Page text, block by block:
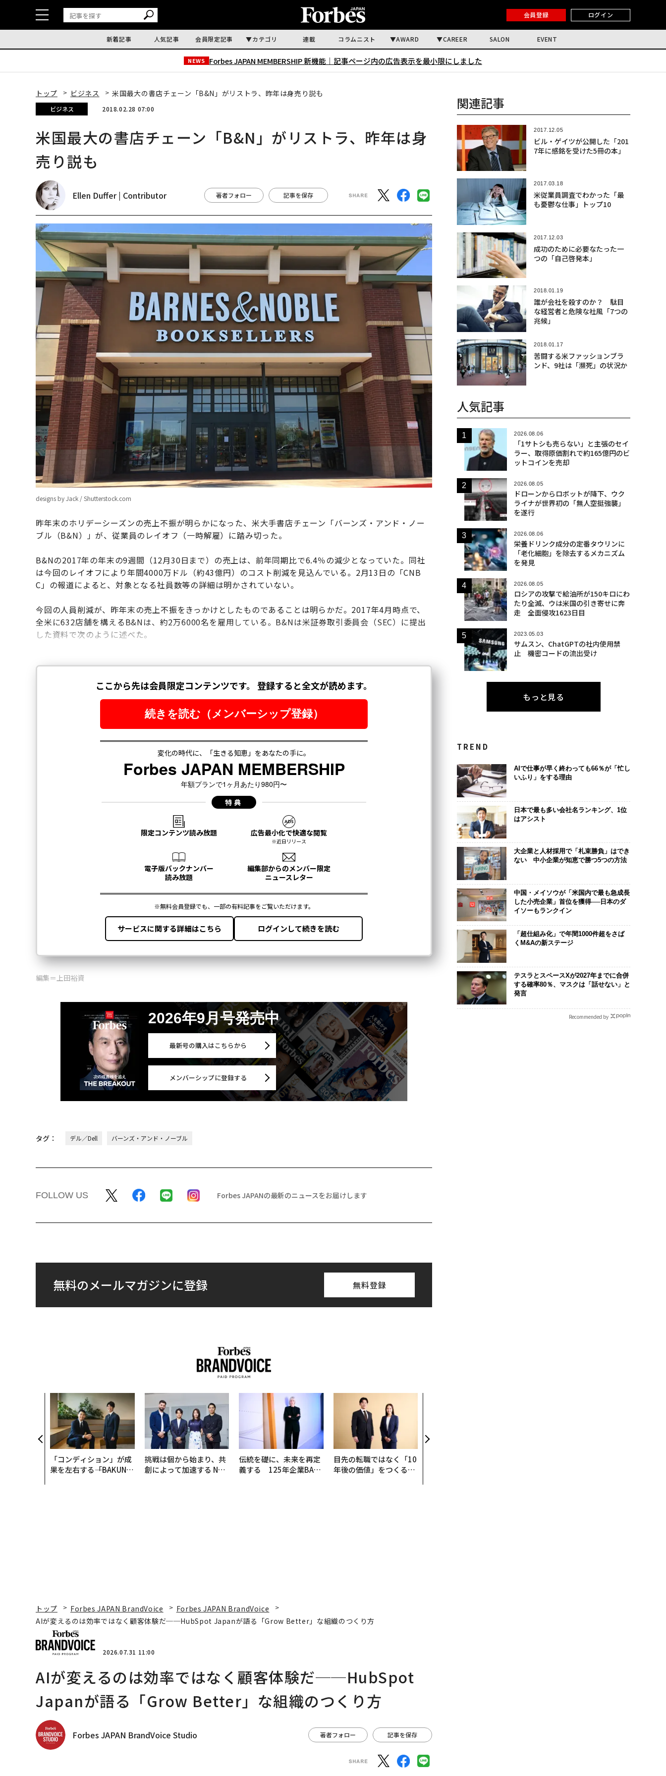
会員登録 ログイン
新着記事 人気記事 会員限定記事 カテゴリ 連載 コラムニスト AWARD CAREER SALON EVENT
NEWS Forbes JAPAN MEMBERSHIP 新機能｜ 記事ページ内の広告表示を最小限にしました
トップ ビジネス 米国最大の書店チェーン「B&N」がリストラ、昨年は身売り説も
ビジネス 2018.02.28 07:00
米国最大の書店チェーン「B&N」がリストラ、昨年は身
売り説も
Ellen Duffer | Contributor 著者フォロー 記事を保存
designs by Jack / Shutterstock.com
昨年末のホリデーシーズンの売上不振が明らかになった、米大手書店チェーン「バーンズ・アンド・ノー
ブル（B&N）」が、従業員のレイオフ（一時解雇）に踏み切った。
B&Nの2017年の年末の9週間（12月30日まで）の売上は、前年同期比で6.4％の減少となっていた。同社
は今回のレイオフにより年間4000万ドル（約43億円）のコスト削減を見込んでいる。2月13日の「CNB
C」の報道によると、対象となる社員数等の詳細は明かされていない。
今回の人員削減が、昨年末の売上不振をきっかけとしたものであることは明らかだ。2017年4月時点で、
全米に632店舗を構えるB&Nは、約2万6000名を雇用している。B&Nは米証券取引委員会（SEC）に提出
した資料で次のように述べた。
編集＝上田裕資
2026年9月号発売中
最新号の購入はこちらから
メンバーシップに登録する
タグ： デル／Dell バーンズ・アンド・ノーブル
FOLLOW US Forbes JAPANの最新のニュースをお届けします
無料のメールマガジンに登録 無料登録
「コンディション」が成
果を左右する――「BAKUN
挑戦は個から始まり、共
創によって加速する NOR
伝統を礎に、未来を再定
義する 125年企業BAT
目先の転職ではなく「10
年後の価値」をつくる─
関連記事
2017.12.05
ビル・ゲイツが公開した「201
7年に感銘を受けた5冊の本」
2017.03.18
米従業員調査でわかった「最
も憂鬱な仕事」トップ10
2017.12.03
成功のために必要なたった一
つの「自己啓発本」
2018.01.19
誰が会社を殺すのか？ 駄目
な経営者と危険な社風「7つの
兆候」
2018.01.17
苦闘する米ファッションブラ
ンド、9社は「瀕死」の状況か
人気記事
2026.08.06
「1サトシも売らない」と主張のセイ
ラー、取得原価割れで約165億円のビ
ットコインを売却
2026.08.05
ドローンからロボットが降下、ウク
ライナが世界初の「無人空挺強襲」
を遂行
2026.08.06
栄養ドリンク成分の定番タウリンに
「老化細胞」を除去するメカニズム
を発見
2026.08.05
ロシアの攻撃で給油所が150キロにわ
たり全滅、ウは米国の引き寄せに奔
走 全面侵攻1623日目
2023.05.03
サムスン、ChatGPTの社内使用禁
止 機密コードの流出受け
もっと見る
TREND
AIで仕事が早く終わっても66％が「忙し
いふり」をする理由
日本で最も多い会社名ランキング、1位
はアシスト
大企業と人材採用で「札束勝負」はでき
ない 中小企業が知恵で勝つ5つの方法
中国・メイソウが「米国内で最も急成長
した小売企業」首位を獲得──日本のダ
イソーもランクイン
「超仕組み化」で年間1000件超をさば
くM&Aの新ステージ
テスラとスペースXが2027年までに合併
する確率80％、マスクは「話せない」と
発言
Recommended by
トップ Forbes JAPAN BrandVoice
Forbes JAPAN BrandVoice
AIが変えるのは効率ではなく顧客体験だ──HubSpot Japanが語る「Grow Better」な組織のつくり方
2026.07.31 11:00
AIが変えるのは効率ではなく顧客体験だ──HubSpot
Japanが語る「Grow Better」な組織のつくり方
Forbes JAPAN BrandVoice Studio 著者フォロー 記事を保存